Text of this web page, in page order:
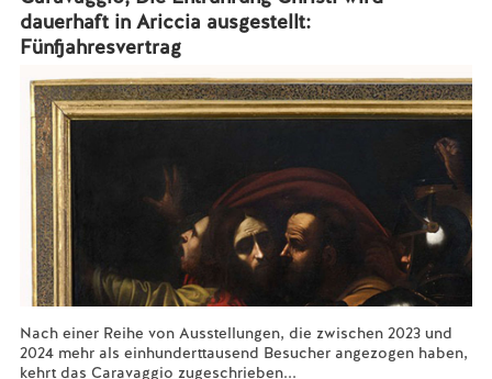
dauerhaft in Ariccia ausgestellt:
Fünfjahresvertrag
Nach einer Reihe von Ausstellungen, die zwischen 2023 und
2024 mehr als einhunderttausend Besucher angezogen haben,
kehrt das Caravaggio zugeschrieben...